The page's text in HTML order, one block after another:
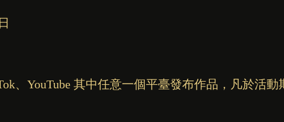
、YouTube 其中任意一個平臺發布作品，凡於活動